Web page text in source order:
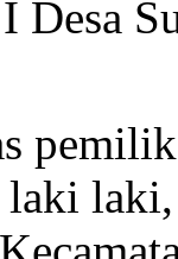
Desa
laki,